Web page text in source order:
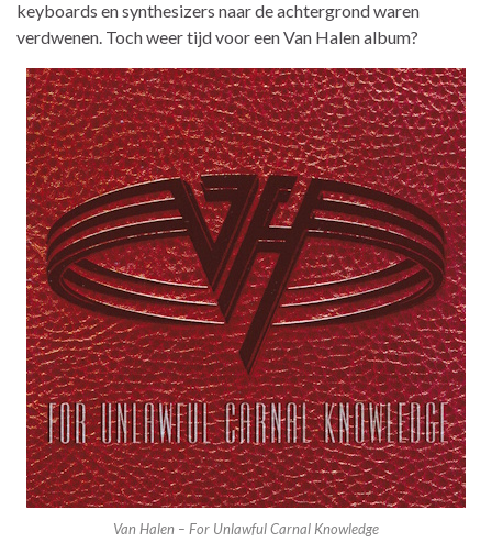
keyboards en synthesizers naar de achtergrond waren
verdwenen. Toch weer tijd voor een Van Halen album?
Van Halen – For Unlawful Carnal Knowledge